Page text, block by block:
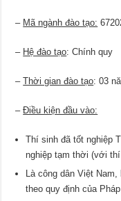
– Mã ngành đào tạo:
– Hệ đào tạo: Chính quy
–Thời gian đào tạo: 03
–Điều kiện đầu vào:
Thí sinh đã tốt nghiệp
nghiệp tạm thời (với thí
Là công dân Việt
theo quy định của Pháp